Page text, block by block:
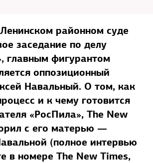
районном суде
заседание по делу
главным фигурантом
оппозиционный
Навальный. О том, как
и к чему готовится
«РосПила», The New
с его матерью —
(полное интервью
в номере The New Times,